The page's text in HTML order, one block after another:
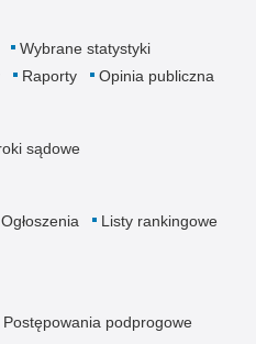
Wybrane statystyki
Raporty Opinia publiczna
sądowe
Ogłoszenia
Listy rankingowe
Postępowania podprogowe